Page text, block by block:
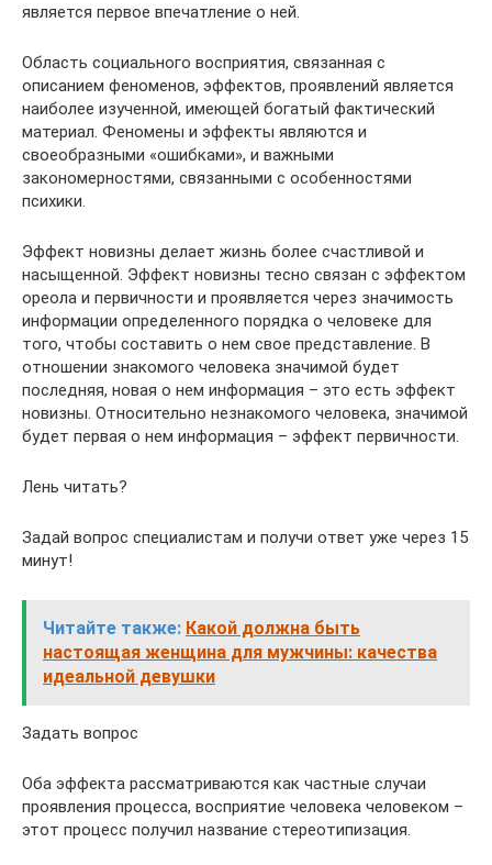
является первое впечатление о ней.
Область социального восприятия, связанная с
описанием феноменов, эффектов, проявлений является
наиболее изученной, имеющей богатый фактический
материал. Феномены и эффекты являются и
своеобразными «ошибками», и важными
закономерностями, связанными с особенностями
психики.
Эффект новизны делает жизнь более счастливой и
насыщенной. Эффект новизны тесно связан с эффектом
ореола и первичности и проявляется через значимость
информации определенного порядка о человеке для
того, чтобы составить о нем свое представление. В
отношении знакомого человека значимой будет
последняя, новая о нем информация – это есть эффект
новизны. Относительно незнакомого человека, значимой
будет первая о нем информация – эффект первичности.
Лень читать?
Задай вопрос специалистам и получи ответ уже через 15
минут!
Читайте также: Какой должна быть
настоящая женщина для мужчины: качества
идеальной девушки
Задать вопрос
Оба эффекта рассматриваются как частные случаи
проявления процесса, восприятие человека человеком –
этот процесс получил название стереотипизация.